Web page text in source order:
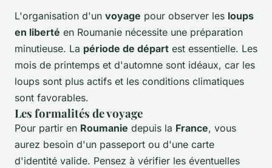
L'organisation d'un voyage pour observer les loups
en liberté en Roumanie nécessite une préparation
minutieuse. La période de départ est essentielle. Les
mois de printemps et d'automne sont idéaux, car les
loups sont plus actifs et les conditions climatiques
sont favorables.
Les formalités de voyage
Pour partir en Roumanie depuis la France, vous
aurez besoin d'un passeport ou d'une carte
d'identité valide. Pensez à vérifier les éventuelles